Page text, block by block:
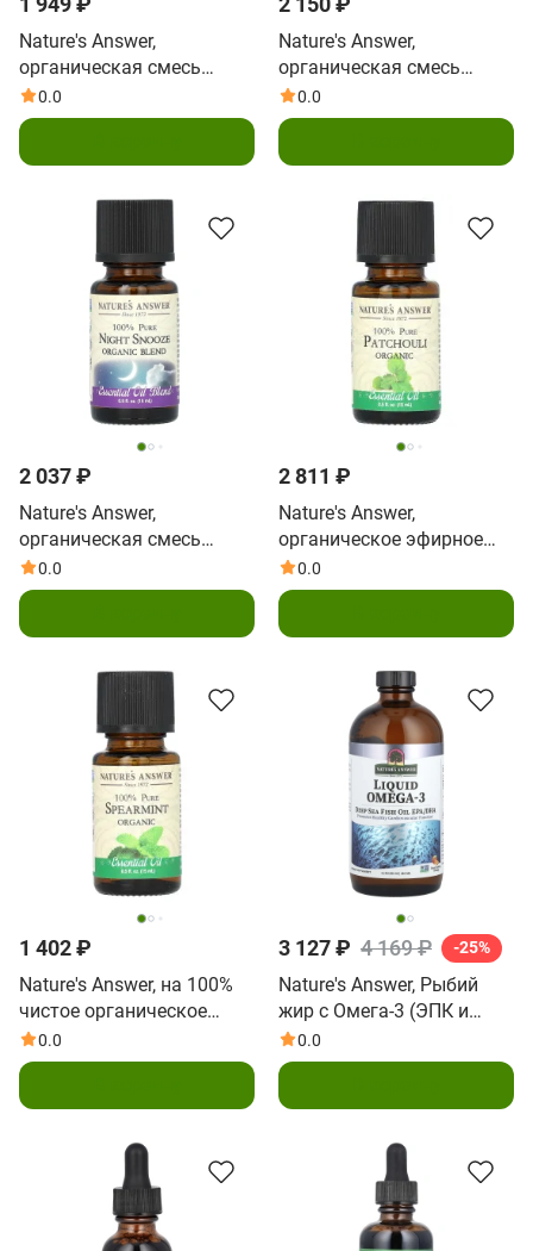
Nature's Answer,
органическая смесь
эфирных масел,
«Романтика», 15 мл (0,5
0.0
Nature's Answer,
органическая смесь
эфирных масел, на 100%
чистые герань и шалфей,
0.0
2 037 ₽
Nature's Answer,
органическая смесь
эфирных масел, для
приема перед сном, 15 мл
0.0
2 811 ₽
Nature's Answer,
органическое эфирное
масло, на 100% чистое
пачули, 15 мл (0,5 жидк.
0.0
1 402 ₽
Nature's Answer, на 100%
чистое органическое
эфирное масло, мята
колосистая, 15 мл (0,5
0.0
3 127 ₽ 4 169 ₽ -25%
Nature's Answer, Рыбий
жир с Омега-3 (ЭПК и
ДГК) из глубоководных
видов рыб, натуральный
жидких унций (480 мл)
0.0